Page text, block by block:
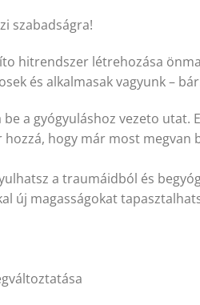
szabadságra!
hitrendszer létrehozása
és alkalmasak vagyunk –
a gyógyuláshoz vezeto utat.
hogy már most megvan
a traumáidból és
új magasságokat